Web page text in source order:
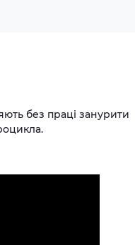
без праці занурити